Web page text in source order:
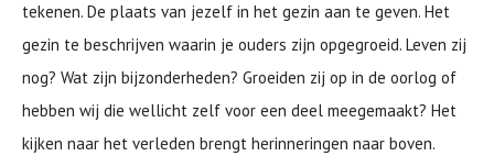
tekenen. De plaats van jezelf in het gezin aan te geven. Het
gezin te beschrijven waarin je ouders zijn opgegroeid. Leven zij
nog? Wat zijn bijzonderheden? Groeiden zij op in de oorlog of
hebben wij die wellicht zelf voor een deel meegemaakt? Het
kijken naar het verleden brengt herinneringen naar boven.